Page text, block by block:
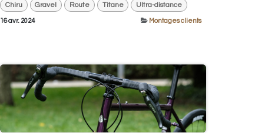
Chiru Gravel Route Titane Ultra-distance
16 avr. 2024 Montages clients